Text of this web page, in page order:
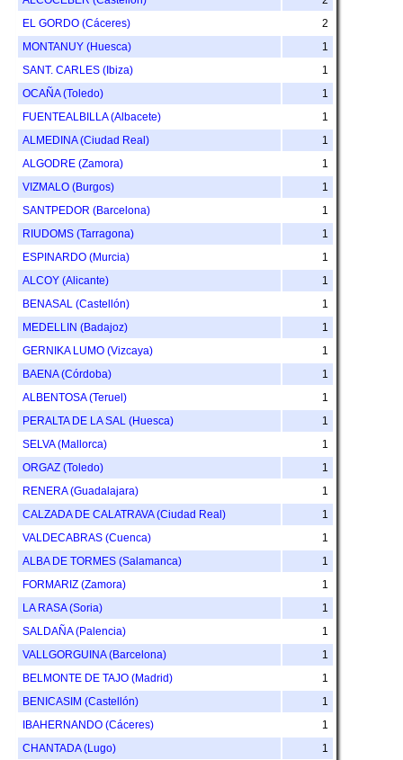
EL GORDO (Cáceres)
2
MONTANUY (Huesca)
1
SANT. CARLES (Ibiza)
1
OCAÑA (Toledo)
1
FUENTEALBILLA (Albacete)
1
ALMEDINA (Ciudad Real)
1
ALGODRE (Zamora)
1
VIZMALO (Burgos)
1
SANTPEDOR (Barcelona)
1
RIUDOMS (Tarragona)
1
ESPINARDO (Murcia)
1
ALCOY (Alicante)
1
BENASAL (Castellón)
1
MEDELLIN (Badajoz)
1
GERNIKA LUMO (Vizcaya)
1
BAENA (Córdoba)
1
ALBENTOSA (Teruel)
1
PERALTA DE LA SAL (Huesca)
1
SELVA (Mallorca)
1
ORGAZ (Toledo)
1
RENERA (Guadalajara)
1
CALZADA DE CALATRAVA (Ciudad Real)
1
VALDECABRAS (Cuenca)
1
ALBA DE TORMES (Salamanca)
1
FORMARIZ (Zamora)
1
LA RASA (Soria)
1
SALDAÑA (Palencia)
1
VALLGORGUINA (Barcelona)
1
BELMONTE DE TAJO (Madrid)
1
BENICASIM (Castellón)
1
IBAHERNANDO (Cáceres)
1
CHANTADA (Lugo)
1